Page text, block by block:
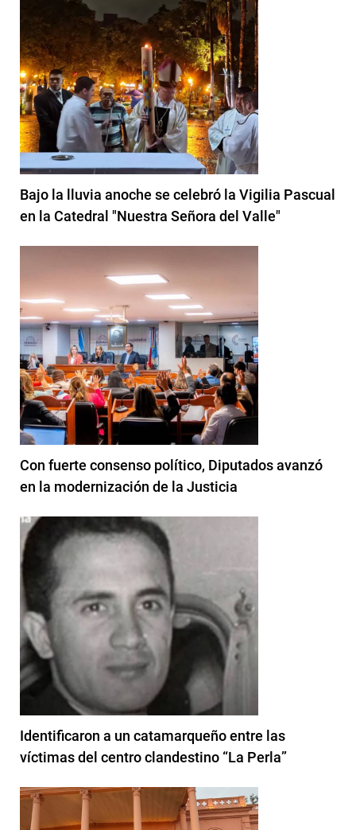
Bajo la lluvia anoche se celebró la Vigilia Pascual
en la Catedral "Nuestra Señora del Valle"
Con fuerte consenso político, Diputados avanzó
en la modernización de la Justicia
Identificaron a un catamarqueño entre las
víctimas del centro clandestino “La Perla”